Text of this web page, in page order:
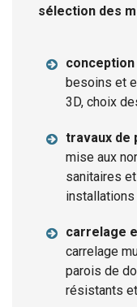
sélection des
besoins et
3D, choix
travaux de
mise aux
sanitaires
carrelage
carrelage
parois de
résistants